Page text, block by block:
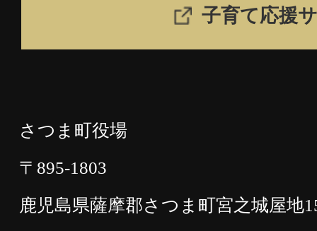
子育て応援
さつま町役場
〒895-1803
鹿児島県薩摩郡さつま町宮之城屋地